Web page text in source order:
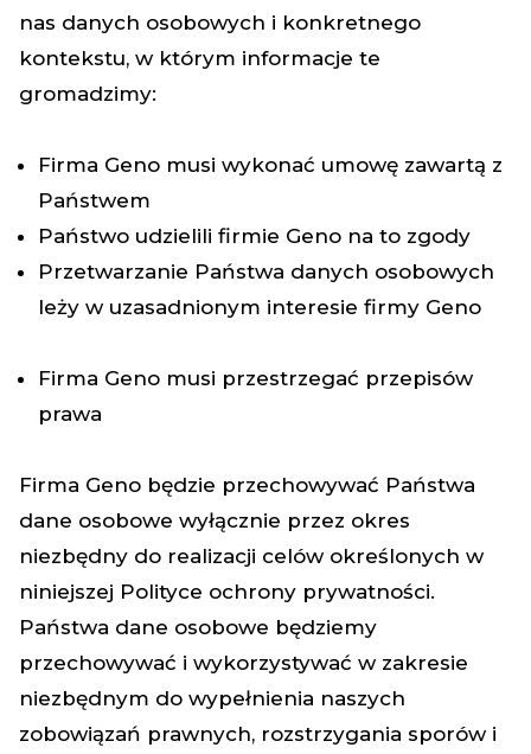
nas danych osobowych i konkretnego
kontekstu, w którym informacje te
gromadzimy:
Firma Geno musi wykonać umowę zawartą z
Państwem
Państwo udzielili firmie Geno na to zgody
Przetwarzanie Państwa danych osobowych
leży w uzasadnionym interesie firmy Geno
Firma Geno musi przestrzegać przepisów
prawa
Firma Geno będzie przechowywać Państwa
dane osobowe wyłącznie przez okres
niezbędny do realizacji celów określonych w
niniejszej Polityce ochrony prywatności.
Państwa dane osobowe będziemy
przechowywać i wykorzystywać w zakresie
niezbędnym do wypełnienia naszych
zobowiązań prawnych, rozstrzygania sporów i